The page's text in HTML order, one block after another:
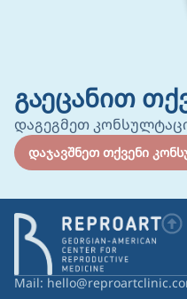
გაეცანით
დაგეგმეთ
დაჯავშნეთ თქვენი
Mail: